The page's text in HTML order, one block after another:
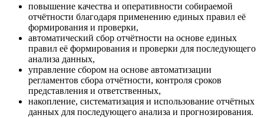
повышение качества и оперативности собираемой
отчётности благодаря применению единых правил её
формирования и проверки,
автоматический сбор отчётности на основе единых
правил её формирования и проверки для последующего
анализа данных,
управление сбором на основе автоматизации
регламентов сбора отчётности, контроля сроков
представления и ответственных,
накопление, систематизация и использование отчётных
данных для последующего анализа и прогнозирования.